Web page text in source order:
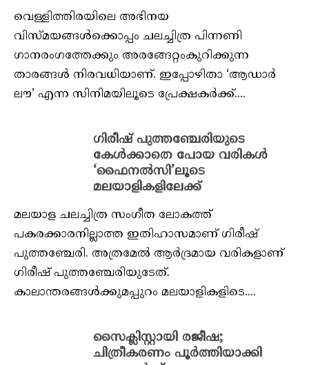
വെള്ളിത്തിരയിലെ അഭിനയ
വിസ്മയങ്ങള്‍ക്കൊപ്പം ചലച്ചിത്ര പിന്നണി
ഗാനരംഗത്തേക്കും അരങ്ങേറ്റംകുറിക്കുന്ന
താരങ്ങള്‍ നിരവധിയാണ്. ഇപ്പോഴിതാ ‘ആഡാര്‍
ലൗ’ എന്ന സിനിമയിലൂടെ പ്രേക്ഷകര്‍ക്ക്....
ഗിരീഷ് പുത്തഞ്ചേരിയുടെ
കേള്‍ക്കാതെ പോയ വരികള്‍
‘ഫൈനല്‍സി’ലൂടെ
മലയാളികളിലേക്ക്
മലയാള ചലച്ചിത്ര സംഗീത ലോകത്ത്
പകരക്കാരനില്ലാത്ത ഇതിഹാസമാണ് ഗിരീഷ്
പുത്തഞ്ചേരി. അത്രമേല്‍ ആര്‍ദ്രമായ വരികളാണ്
ഗിരീഷ് പുത്തഞ്ചേരിയുടേത്.
കാലാന്തരങ്ങള്‍ക്കുമപ്പുറം മലയാളികളിടെ....
സൈക്ലിസ്റ്റായി രജീഷ;
ചിത്രീകരണം പൂർത്തിയാക്കി